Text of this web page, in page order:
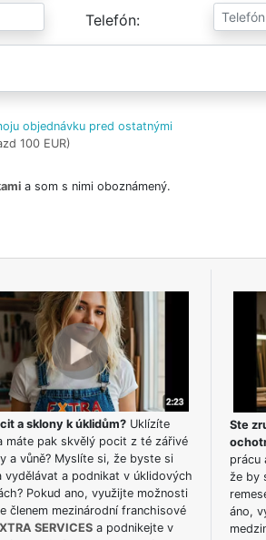
Telefón
objednávku pred ostatnými
100 EUR)
a som s nimi oboznámený.
a sklony k úklidům?Uklízíte
máte pak skvělý pocit z té zářivé
a vůně? Myslíte si, že byste si
vydělávat a podnikat v úklidových
Pokud ano, využijte možnosti
členem mezinárodní franchisové
SERVICESa podnikejte v
Ste
prácu
že by
áno,